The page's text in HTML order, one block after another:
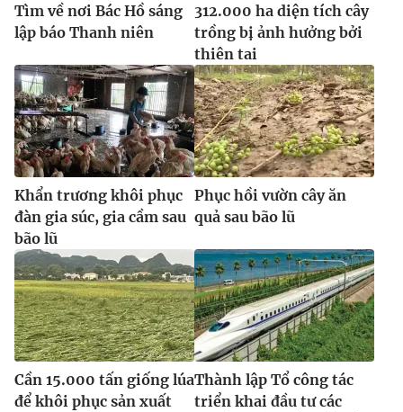
Tìm về nơi Bác Hồ sáng
lập báo Thanh niên
312.000 ha diện tích cây
trồng bị ảnh hưởng bởi
thiên tai
Khẩn trương khôi phục
đàn gia súc, gia cầm sau
bão lũ
Phục hồi vườn cây ăn
quả sau bão lũ
Cần 15.000 tấn giống lúa
để khôi phục sản xuất
Thành lập Tổ công tác
triển khai đầu tư các